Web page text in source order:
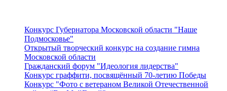
Конкурс Губернатора Московской области "Наше
Подмосковье"
Открытый творческий конкурс на создание гимна
Московской области
Гражданский форум "Идеология лидерства"
Конкурс граффити, посвящённый 70-летию Победы
Конкурс "Фото с ветераном Великой Отечественной